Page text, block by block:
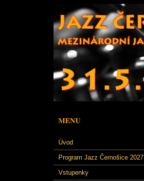
MENU
Úvod
Program Jazz Černošice 2027
Vstupenky